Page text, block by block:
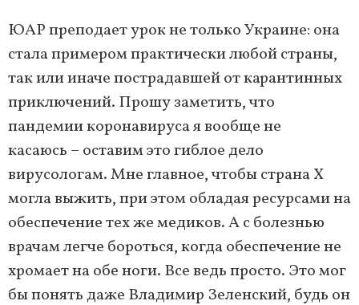
ЮАР преподает урок не только Украине: она
стала примером практически любой страны,
так или иначе пострадавшей от карантинных
приключений. Прошу заметить, что
пандемии коронавируса я вообще не
касаюсь – оставим это гиблое дело
вирусологам. Мне главное, чтобы страна Х
могла выжить, при этом обладая ресурсами на
обеспечение тех же медиков. А с болезнью
врачам легче бороться, когда обеспечение не
хромает на обе ноги. Все ведь просто. Это мог
бы понять даже Владимир Зеленский, будь он